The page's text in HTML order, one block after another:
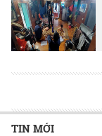
TIN MỚI